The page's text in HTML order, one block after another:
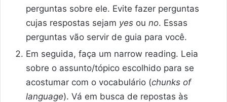
perguntas sobre ele. Evite fazer perguntas
cujas respostas sejam yes ou no. Essas
perguntas vão servir de guia para você.
Em seguida, faça um narrow reading. Leia
sobre o assunto/tópico escolhido para se
acostumar com o vocabulário (chunks of
language). Vá em busca de repostas às